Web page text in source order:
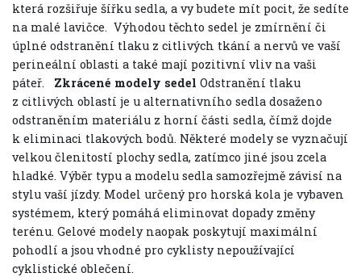
která rozšiřuje šířku sedla, a vy budete mít pocit, že sedíte
na malé lavičce. Výhodou těchto sedel je zmírnění či
úplné odstranění tlaku z citlivých tkání a nervů ve vaší
perineální oblasti a také mají pozitivní vliv na vaši
páteř.
Zkrácené modely sedel Odstranění tlaku
z citlivých oblastí je u alternativního sedla dosaženo
odstraněním materiálu z horní části sedla, čímž dojde
k eliminaci tlakových bodů. Některé modely se vyznačují
velkou členitostí plochy sedla, zatímco jiné jsou zcela
hladké. Výběr typu a modelu sedla samozřejmě závisí na
stylu vaší jízdy. Model určený pro horská kola je vybaven
systémem, který pomáhá eliminovat dopady změny
terénu. Gelové modely naopak poskytují maximální
pohodlí a jsou vhodné pro cyklisty nepoužívající
cyklistické oblečení.